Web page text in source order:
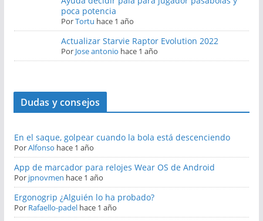
poca potencia
PorTortu hace 1 año
Actualizar Starvie Raptor Evolution 2022
Por Jose antonio hace 1 año
Dudas y consejos
En el saque, golpear cuando la bola está descenciendo
PorAlfonso hace 1 año
App de marcador para relojes Wear OS de Android
Por jpnovmen hace 1 año
Ergonogrip ¿Alguién lo ha probado?
Por Rafaello-padel hace 1 año